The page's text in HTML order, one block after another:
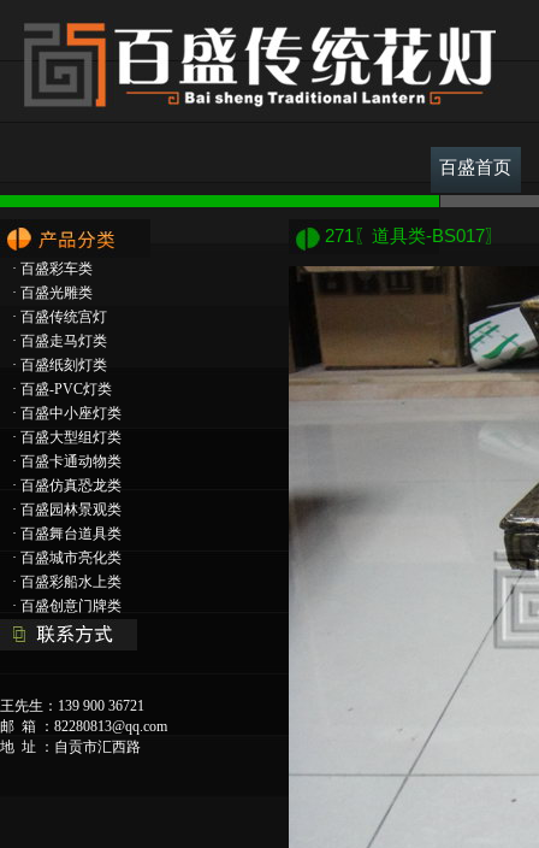
百盛首页
· 百盛彩车类
· 百盛光雕类
· 百盛传统宫灯
· 百盛走马灯类
· 百盛纸刻灯类
· 百盛-PVC灯类
· 百盛中小座灯类
· 百盛大型组灯类
· 百盛卡通动物类
· 百盛仿真恐龙类
· 百盛园林景观类
· 百盛舞台道具类
· 百盛城市亮化类
· 百盛彩船水上类
· 百盛创意门牌类
王先生：139 900 36721
邮 箱 ： 82280813@qq.com
地 址 ：自贡市汇西路
271〖道具类-BS017〗